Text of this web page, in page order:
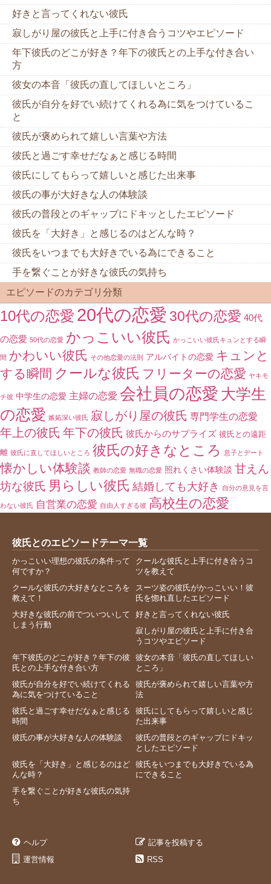
好きと言ってくれない彼氏
寂しがり屋の彼氏と上手に付き合うコツやエピソード
年下彼氏のどこが好き？年下の彼氏との上手な付き合い
方
彼女の本音「彼氏の直してほしいところ」
彼氏が自分を好でい続けてくれる為に気をつけているこ
と
彼氏が褒められて嬉しい言葉や方法
彼氏と過ごす幸せだなぁと感じる時間
彼氏にしてもらって嬉しいと感じた出来事
彼氏の事が大好きな人の体験談
彼氏の普段とのギャップにドキッとしたエピソード
彼氏を「大好き」と感じるのはどんな時？
彼氏をいつまでも大好きでいる為にできること
手を繋ぐことが好きな彼氏の気持ち
エピソードのカテゴリ分類
10代の恋愛 20代の恋愛 30代の恋愛 40代
の恋愛 50代の恋愛 かっこいい彼氏 かっこいい彼氏キュンとする瞬
間 かわいい彼氏 その他恋愛の法則 アルバイトの恋愛 キュンと
する瞬間 クールな彼氏 フリーターの恋愛 ヤキモ
チ彼 中学生の恋愛 主婦の恋愛 会社員の恋愛 大学生
の恋愛 嫉妬深い彼氏 寂しがり屋の彼氏 専門学生の恋愛
年上の彼氏 年下の彼氏 彼氏からのサプライズ 彼氏との遠距
離 彼氏に直してほしいところ 彼氏の好きなところ 息子とデート
懐かしい体験談 教師の恋愛 無職の恋愛 照れくさい体験談 甘えん
坊な彼氏 男らしい彼氏 結婚しても大好き 自分の意見を言
わない彼氏 自営業の恋愛 自由人すぎる彼 高校生の恋愛
彼氏とのエピソードテーマ一覧
かっこいい理想の彼氏の条件って
何ですか？
クールな彼氏と上手に付き合うコ
ツを教えて
クールな彼氏の大好きなところを
教えて！
スーツ姿の彼氏がかっこいい！彼
氏を惚れ直したエピソード
大好きな彼氏の前でついついして
しまう行動
好きと言ってくれない彼氏
寂しがり屋の彼氏と上手に付き合
うコツやエピソード
年下彼氏のどこが好き？年下の彼
氏との上手な付き合い方
彼女の本音「彼氏の直してほしい
ところ」
彼氏が自分を好でい続けてくれる
為に気をつけていること
彼氏が褒められて嬉しい言葉や方
法
彼氏と過ごす幸せだなぁと感じる
時間
彼氏にしてもらって嬉しいと感じ
た出来事
彼氏の事が大好きな人の体験談
彼氏の普段とのギャップにドキッ
としたエピソード
彼氏を「大好き」と感じるのはど
んな時？
彼氏をいつまでも大好きでいる為
にできること
手を繋ぐことが好きな彼氏の気持
ち
ヘルプ
記事を投稿する
運営情報
RSS